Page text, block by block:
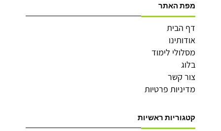
מפת האתר
דף הבית
אודותינו
מסלולי לימוד
בלוג
צור קשר
מדיניות פרטיות
קטגוריות ראשיות